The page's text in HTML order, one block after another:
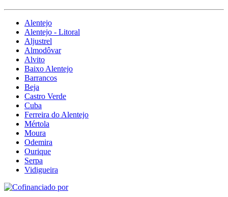
Alentejo
Alentejo - Litoral
Aljustrel
Almodôvar
Alvito
Baixo Alentejo
Barrancos
Beja
Castro Verde
Cuba
Ferreira do Alentejo
Mértola
Moura
Odemira
Ourique
Serpa
Vidigueira